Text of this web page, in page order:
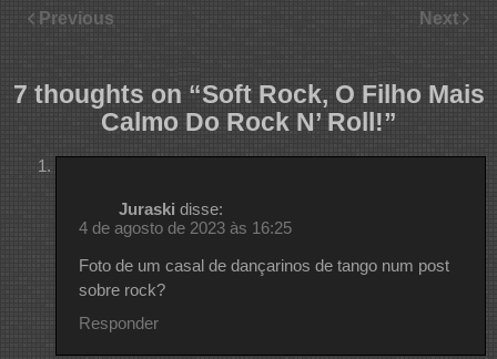
Previous Next
7 thoughts on “Soft Rock, O Filho Mais
Calmo Do Rock N’ Roll!”
Juraski disse:
4 de agosto de 2023 às 16:25
Foto de um casal de dançarinos de tango num post
sobre rock?
Responder